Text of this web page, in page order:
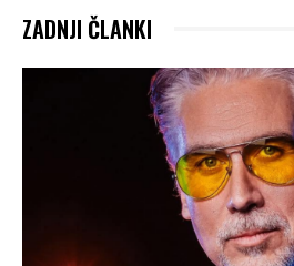
ZADNJI ČLANKI